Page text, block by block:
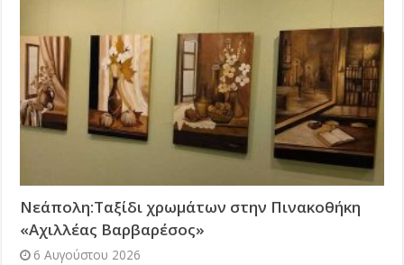
Νεάπολη:Ταξίδι χρωμάτων στην Πινακοθήκη
«Αχιλλέας Βαρβαρέσος»
6 Αυγούστου 2026